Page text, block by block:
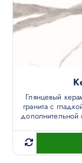
Глянцевый
гранита с